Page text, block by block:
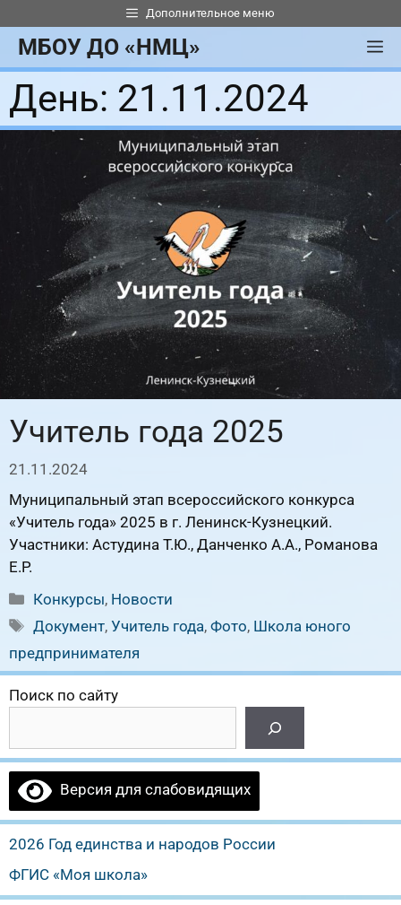
к
содержимому
Дополнительное меню
МБОУ ДО «НМЦ»
День: 21.11.2024
Учитель года 2025
21.11.2024
Муниципальный этап всероссийского конкурса
«Учитель года» 2025 в г. Ленинск-Кузнецкий.
Участники: Астудина Т.Ю., Данченко А.А., Романова
Е.Р.
Рубрики
Конкурсы, Новости
Метки
Документ,Учитель года,Фото, Школа юного
предпринимателя
Поиск по сайту
Версия для слабовидящих
2026 Год единства и народов России
ФГИС «Моя школа»